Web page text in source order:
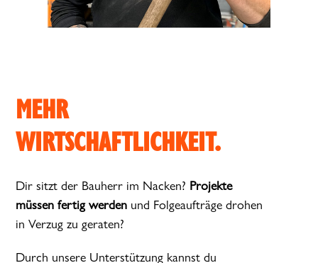
MEHR
WIRTSCHAFTLICHKEIT.
Dir sitzt der Bauherr im Nacken? Projekte
müssen fertig werden und Folgeaufträge drohen
in Verzug zu geraten?
Durch unsere Unterstützung kannst du